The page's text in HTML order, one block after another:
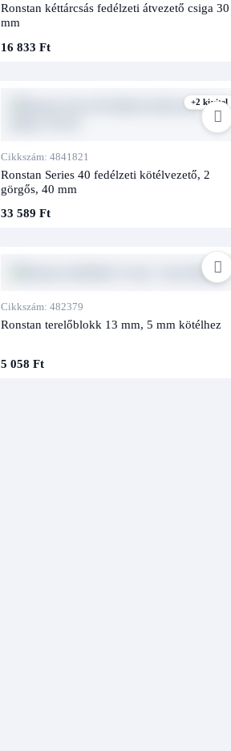
Ronstan kéttárcsás fedélzeti átvezető csiga 30
mm
16 833 Ft
+2 kivitel
Cikkszám: 4841821
Ronstan Series 40 fedélzeti kötélvezető, 2
görgős, 40 mm
33 589 Ft
Cikkszám: 482379
Ronstan terelőblokk 13 mm, 5 mm kötélhez
5 058 Ft